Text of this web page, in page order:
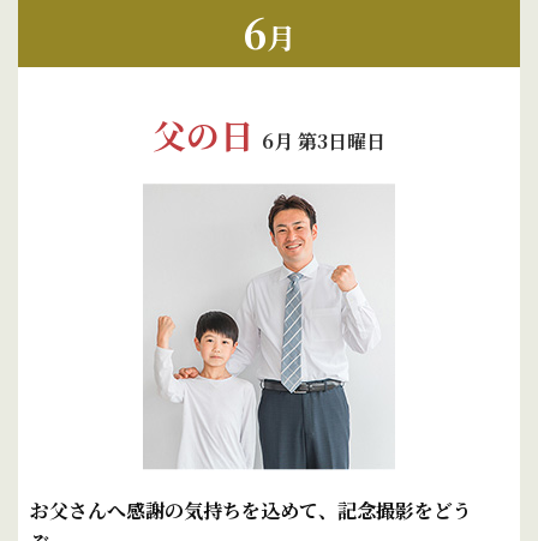
6月
父の日 6月 第3日曜日
お父さんへ感謝の気持ちを込めて、記念撮影をどう